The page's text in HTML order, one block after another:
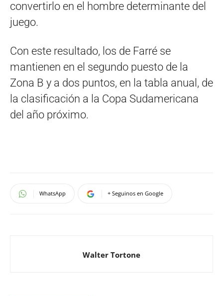
convertirlo en el hombre determinante del
juego.
Con este resultado, los de Farré se
mantienen en el segundo puesto de la
Zona B y a dos puntos, en la tabla anual, de
la clasificación a la Copa Sudamericana
del año próximo.
WhatsApp + Seguinos en Google
Walter Tortone